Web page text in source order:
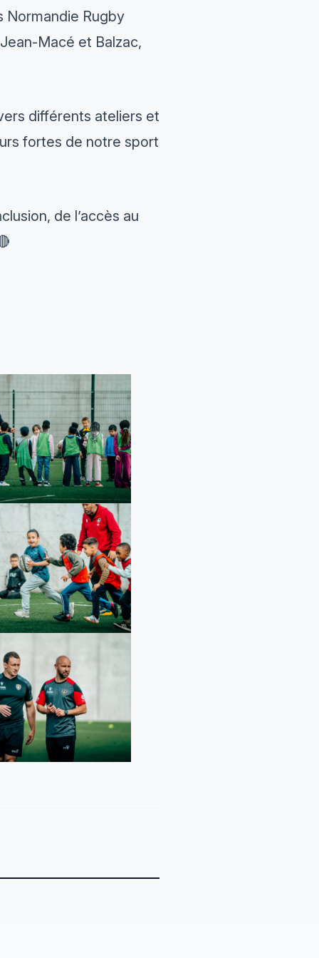
Normandie Rugby
Macé et Balzac,
différents ateliers et
fortes de notre sport
de l’accès au